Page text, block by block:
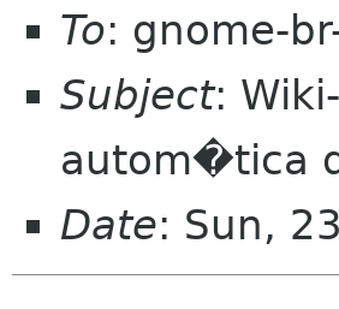
To: gnome-
Subject:
autom�tica
Date: Sun,